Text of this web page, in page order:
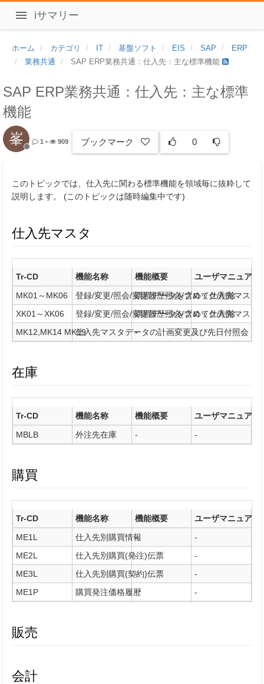
iサマリー
ホーム カテゴリ IT 基盤ソフト EIS SAP
ERP
業務共通
SAP ERP業務共通：仕入先：主な標準機能
SAP ERP業務共通：仕入先：主な標準
機能
峯 1 • 909 ブックマーク 0
このトピックでは、仕入先に関わる標準機能を領域毎に抜粋して
説明します。 (このトピックは随時編集中です)
仕入先マスタ
Tr-CD 機能名称 機能概要
ユーザマニュアル
MK01～MK06
登録/変更/照会/変更履歴照会/ブロック/削除
購買データを含めて仕入先マスタ
-
XK01～XK06
登録/変更/照会/変更履歴照会/ブロック/削除
購買データを含めて仕入先マスタ
-
MK12,MK14 MK19仕入先マスタデータの計画変更及び先日付照会
- -
在庫
Tr-CD 機能名称 機能概要
ユーザマニュアル
MBLB
外注先在庫 - -
購買
Tr-CD 機能名称 機能概要
ユーザマニュアル
ME1L
仕入先別購買情報
-
-
ME2L
仕入先別購買(発注)伝票
-
-
ME3L
仕入先別購買(契約)伝票
-
-
ME1P
購買発注価格履歴
- -
販売
会計